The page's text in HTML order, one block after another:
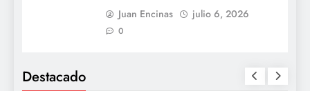
Juan Encinas julio 6, 2026
0
Destacado